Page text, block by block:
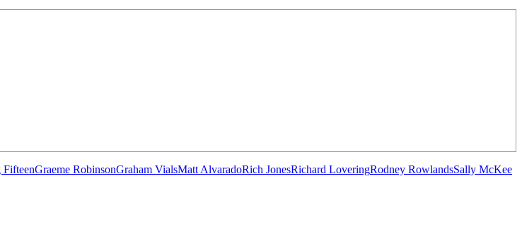
Graeme RobinsonGraham VialsMatt AlvaradoRich JonesRichard LoveringRodney RowlandsSally McKee